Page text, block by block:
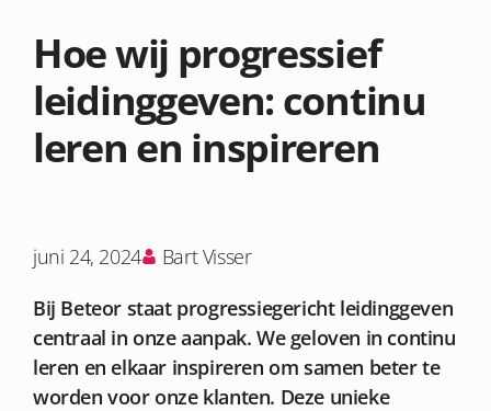
Hoe wij progressief
leidinggeven: continu
leren en inspireren
juni 24, 2024
Bart Visser
Bij Beteor staat progressiegericht leidinggeven
centraal in onze aanpak. We geloven in continu
leren en elkaar inspireren om samen beter te
worden voor onze klanten. Deze unieke